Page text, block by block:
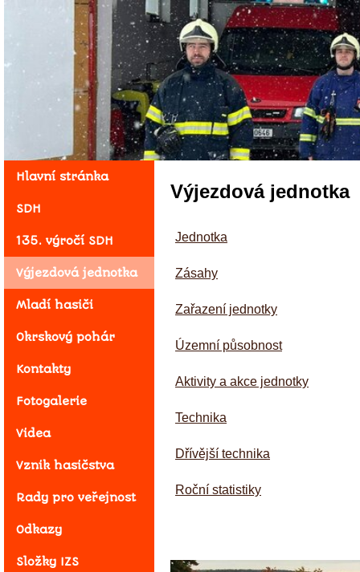
Hlavní stránka
SDH
135. výročí SDH
Výjezdová jednotka
Mladí hasiči
Okrskový pohár
Kontakty
Fotogalerie
Videa
Vznik hasičstva
Rady pro veřejnost
Odkazy
Složky IZS
Výjezdová jednotka
Jednotka
Zásahy
Zařazení jednotky
Územní působnost
Aktivity a akce jednotky
Technika
Dřívější technika
Roční statistiky